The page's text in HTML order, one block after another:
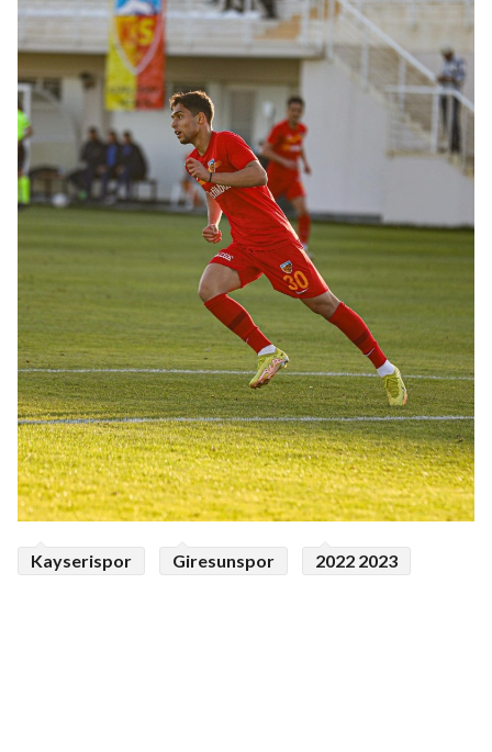
Kayserispor Giresunspor 2022 2023